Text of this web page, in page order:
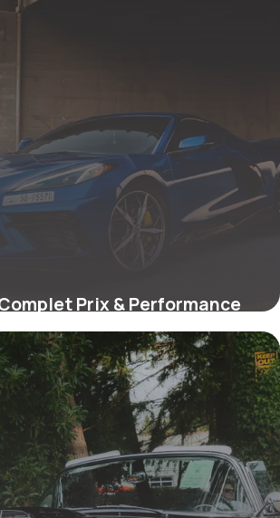
Prix & Performance